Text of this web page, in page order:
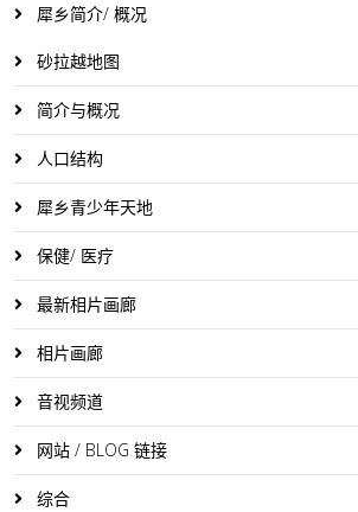
犀乡简介/ 概况
砂拉越地图
简介与概况
人口结构
犀乡青少年天地
保健/ 医疗
最新相片画廊
相片画廊
音视频道
网站 / BLOG 链接
综合